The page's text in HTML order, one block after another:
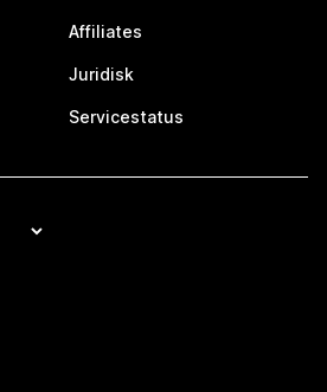
Affiliates
Juridisk
Servicestatus